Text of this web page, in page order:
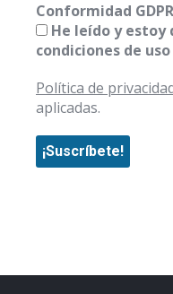
Conformidad GDPR
He leído y estoy
condiciones de
Política de
aplicadas.